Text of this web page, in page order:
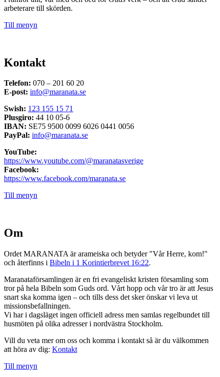
arbeterare till skörden.
Till menyn
Kontakt
Telefon: 070 – 201 60 20
E-post: info@maranata.se
Swish: 123 155 15 71
Plusgiro: 44 10 05-6
IBAN: SE75 9500 0099 6026 0441 0056
PayPal: info@maranata.se
YouTube:
https://www.youtube.com/@maranatasverige
Facebook:
https://www.facebook.com/maranata.se
Till menyn
Om
Ordet MARANATA är arameiska och betyder "Vår Herre, kom!"
och återfinns i Bibeln i 1 Korintierbrevet 16:22.
Maranataförsamlingen är en fri evangeliskt kristen församling som
tror på hela Bibeln som Guds ord. Vårt hopp och vår tro är att Jesus
snart ska komma igen – och tills dess det sker önskar vi leva ut
missionsbefallningen.
Vi har i dagsläget ingen officiell adress men samlas regelbundet till
husmöten på olika adresser i nordvästra Stockholm.
Vill du veta mer om oss och komma i kontakt så är du välkommen
att höra av dig: Kontakt
Till menyn